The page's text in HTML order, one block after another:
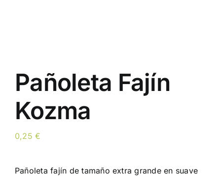
Pañoleta Fajín
Kozma
0,25€
Pañoleta fajín de tamaño extra grande en suave